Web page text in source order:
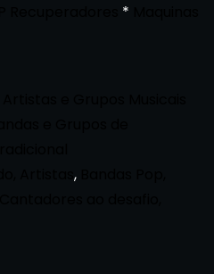
*
,